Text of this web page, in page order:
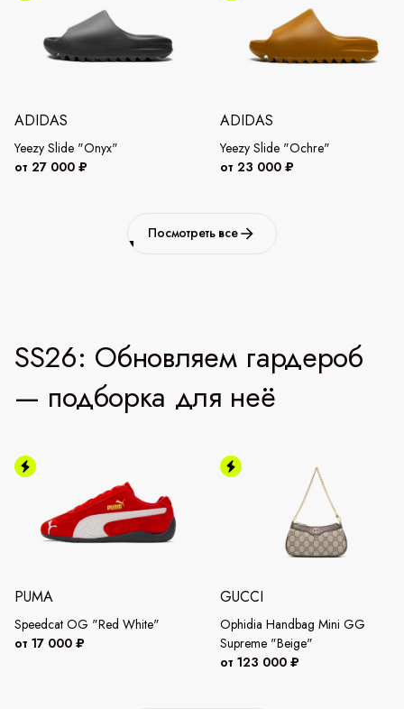
ADIDAS
Yeezy Slide "Onyx"
от 27 000 ₽
ADIDAS
Yeezy Slide "Ochre"
от 23 000 ₽
Посмотреть все
SS26: Обновляем гардероб
— подборка для неё
PUMA
Speedcat OG "Red White"
от 17 000 ₽
GUCCI
Ophidia Handbag Mini GG
Supreme "Beige"
от 123 000 ₽